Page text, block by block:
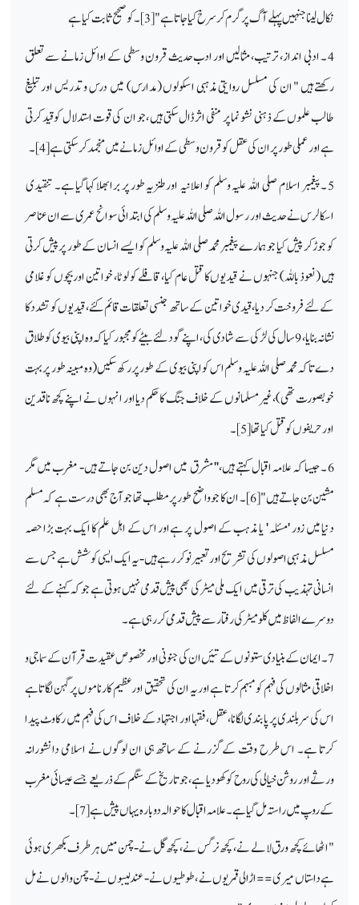
نکال لینا جنہیں پہلے آگ پر گرم کر سرخ کیا جاتا ہے "[3]۔ کو صحیح ثابت کیا ہے
4 ۔ ادبی انداز، ترتیب، مثالیں اور ادب حدیث قرون وسطی کے اوائل زمانے سے تعلق
رکھتے ہیں " ان کی مسلسل روایتی مذہبی اسکولوں (مدارس) میں درس و تدریس اور تبلیغ
طالب علموں کے ذہنی نشو نما پر منفی اثرڈال سکتی ہیں ، جو ان کی قوت استدلال کو قید کرتی
ہے اور عملی طور پر ان کی عقل کو قرون وسطی کے اوائل زمانے میں منجمد کر سکتی ہے [4]۔
5 ۔ پیغمبر اسلام صلی اللہ علیہ وسلم کو اعلانیہ اور طنزیہ طور پر برا بھلا کہا گیا ہے۔ تنقیدی
اسکالرس نے حدیث اور رسول اللہ صلی اللہ علیہ وسلم کی ابتدائی سوانح عمری سے ان عناصر
کو جوڑ کر پیش کیا جو ہمارے پیغمبر محمد صلی اللہ علیہ وسلم کو ایسے انسان کے طور پر پیش کرتی
ہیں (نعوذ باللہ ) جنہوں نے قیدیوں کا قتل عام کیا، قافلے کو لوٹا، خواتین اور بچوں کو غلامی
کے لئے فروخت کر دیا، قیدی خواتین کے ساتھ جنسی تعلقات قائم کئے، قیدیوں کو تشدد کا
نشانہ بنایا، 9 سال کی لڑکی سے شادی کی، اپنے گود لئے بیٹے کو مجبور کیا کہ وہ اپنی بیوی کو طلاق
دے تاکہ محمد صلی اللہ علیہ وسلم اس کو اپنی بیوی کے طور پر رکھ سکیں (وہ مبینہ طور پر بہت
خوبصورت تھی)، غیرمسلمانوں کے خلاف جنگ کا حکم دیا اور انہوں نے اپنے کچھ ناقدین
اور حریفوں کو قتل کیا تھا [5]۔
6 ۔ جیسا کہ علامہ اقبال کہتے ہیں،'' مشرق میں اصول دین بن جاتے ہیں
‑مغرب میں مگر
مشین بن جاتے ہیں" [6]۔ ان کا جو واضح طور پر مطلب تھا جو آج بھی درست ہے کہ مسلم
دنیا میں زور 'مسئلہ ' یا مذہب کے اصول پر ہےاور اس کے اہل علم کا ایک بہت بڑا حصہ
مسلسل مذہبی اصولوں کی تشریح اور تعبیر نو کر رہے ہیں‑یہ ایک ایسی کوشش ہے جس سے
انسانی تہذیب کی ترقی میں ایک ملی میٹر کی بھی پیش قدمی نہیں ہوتی ہے جو کہ کہنے کے لئے
دوسرے الفاظ میں کلو میٹر کی رفتار سے پیش قدمی کر رہی ہے۔
7 ۔ ایمان کے بنیادی ستونوں کے تئیں ان کی جنونی اور مخصوص عقیدت قرآن کے سماجی و
اخلاقی مثالوں کی فہم کو مبہم کرتا ہے اور یہ ان کی تحقیق اور عظیم کارناموں پر گہن لگاتا ہے
اس کی سربلندی پر پابندی لگانا، عقل، فقہا اور اجتہاد کے خلاف اس کی فہم میں رکاوٹ پیدا
کرتا ہے۔ اس طرح وقت کے گزرنے کے ساتھ ہی ان لوگوں نے اسلامی دانشورانہ
ورثے اور روشن خیالی کی روح کو کھو دیا ہے، جو تاریخ کے سنگم کے ذریعے جسےعیسائی مغرب
کے روپ میں راستہ مل گیا ہے۔ علامہ اقبال کا حوالہ دوبارہ یہاں پیش ہے [7]۔
"اٹھائے کچھ ورق لالے نے ، کچھ نرگس نے ، کچھ گل نے‑چمن ميں ہر طرف بکھری ہوئی
ہے داستاں ميری== اڑالی قمريوں نے ، طوطيوں نے‑عندلیبوں نے‑چمن والوں نے مل